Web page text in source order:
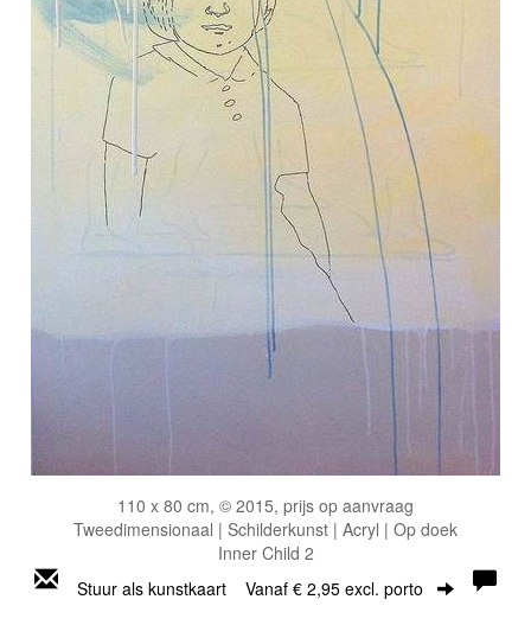
110 x 80 cm, © 2015, prijs op aanvraag
Tweedimensionaal | Schilderkunst | Acryl | Op doek
Inner Child 2
Stuur als kunstkaart Vanaf € 2,95 excl. porto